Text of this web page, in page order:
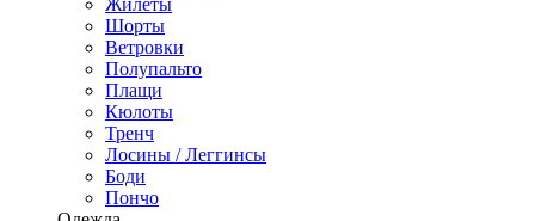
Шорты
Ветровки
Полупальто
Плащи
Кюлоты
Тренч
Лосины / Леггинсы
Боди
Пончо